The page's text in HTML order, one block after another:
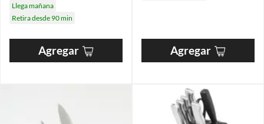
Llega mañana
Retira desde 90 min
Agregar Agregar